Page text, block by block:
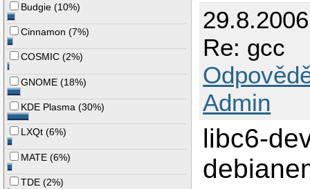
Budgie (10%)
Cinnamon (7%)
COSMIC (2%)
GNOME (18%)
KDE Plasma (30%)
LXQt (6%)
MATE (6%)
TDE (2%)
Re: gcc
Admin
libc6-